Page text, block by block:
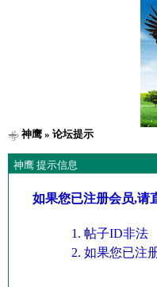
神鹰» 论坛提示
神鹰 提示信息
如果您已注册会员,请
帖子ID非法
如果您已注